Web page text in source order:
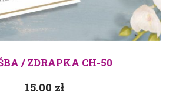
/ ZDRAPKA CH-50
15.00 zł